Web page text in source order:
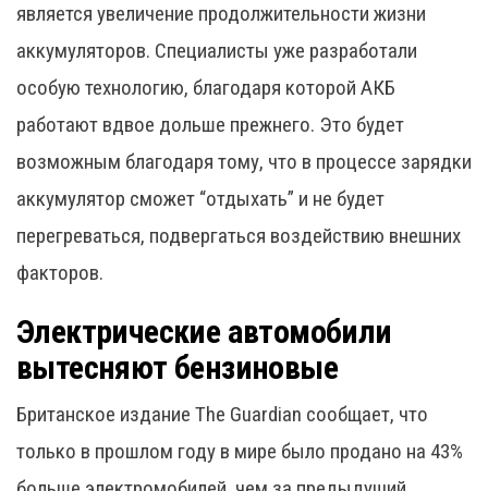
является увеличение продолжительности жизни
аккумуляторов. Специалисты уже разработали
особую технологию, благодаря которой АКБ
работают вдвое дольше прежнего. Это будет
возможным благодаря тому, что в процессе зарядки
аккумулятор сможет “отдыхать” и не будет
перегреваться, подвергаться воздействию внешних
факторов.
Электрические автомобили
вытесняют бензиновые
Британское издание The Guardian сообщает, что
только в прошлом году в мире было продано на 43%